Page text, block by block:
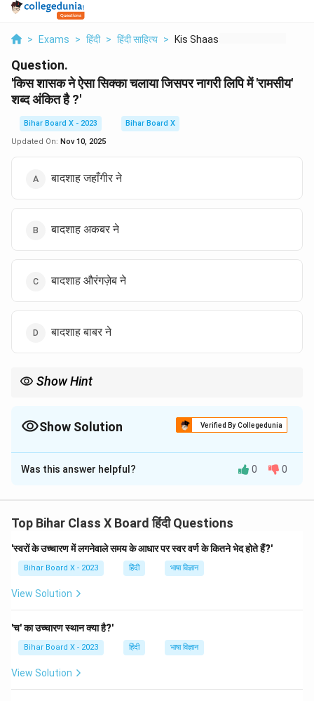
> Exams > हिंदी > हिंदी साहित्य > Kis Shaasak Ne Aisa ...
Question.
'किस शासक ने ऐसा सिक्का चलाया जिसपर नागरी लिपि में 'रामसीय'
शब्द अंकित है ?'
Bihar Board X - 2023
Bihar Board X
Updated On: Nov 10, 2025
बादशाह जहाँगीर ने
बादशाह अकबर ने
बादशाह औरंगज़ेब ने
बादशाह बाबर ने
Show Hint
Show Solution Verified By Collegedunia
The Correct Option isB
Solution and Explanation
अकबर ने धार्मिक सहिष्णुता के प्रतीक रूप में विभिन्न भाषिक-धार्मिक
मिलता है।
Step 2: निष्कर्ष।
अतः उत्तर अकबर है।
Download Solution in PDF
Was this answer helpful? 0 0
Top Bihar Class X Board हिंदी Questions
'स्वरों के उच्चारण में लगनेवाले समय के आधार पर स्वर वर्ण के कितने भेद होते हैं?'
Bihar Board X - 2023 हिंदी भाषा विज्ञान
View Solution
'च' का उच्चारण स्थान क्या है?'
Bihar Board X - 2023 हिंदी भाषा विज्ञान
View Solution